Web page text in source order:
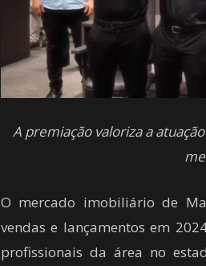
A premiação valoriza a
O mercado imobiliário de
vendas e lançamentos em
profissionais da área no